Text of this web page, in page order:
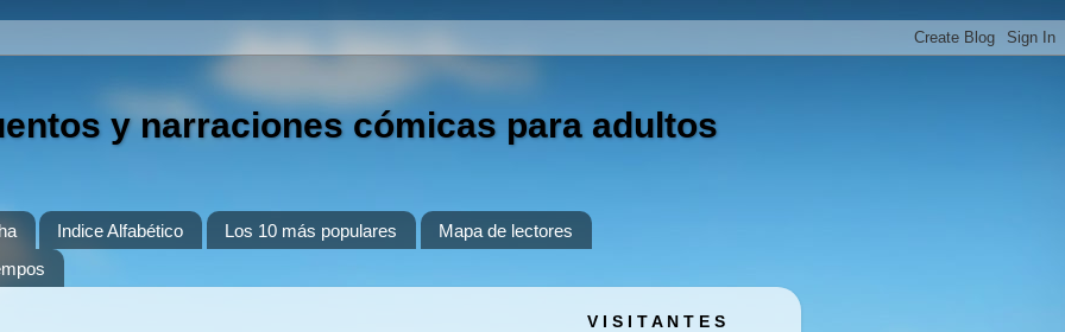
y narraciones cómicas para adultos
Indice Alfabético Los 10 más populares
Mapa de lectores
V I S I T A N T E S